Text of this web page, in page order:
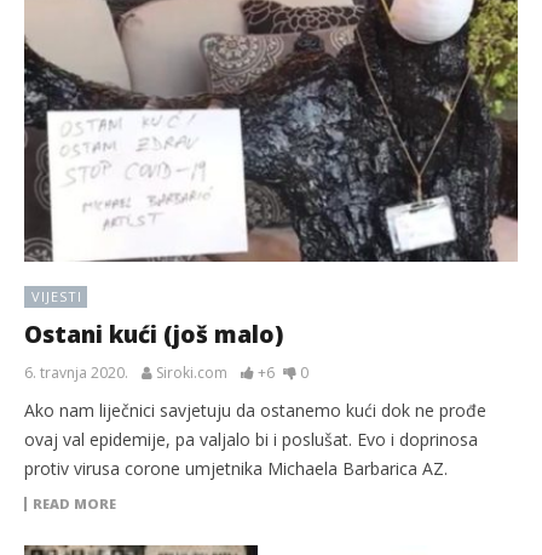
VIJESTI
Ostani kući (još malo)
6. travnja 2020. Siroki.com +6 0
Ako nam liječnici savjetuju da ostanemo kući dok ne prođe
ovaj val epidemije, pa valjalo bi i poslušat. Evo i doprinosa
protiv virusa corone umjetnika Michaela Barbarica AZ.
READ MORE